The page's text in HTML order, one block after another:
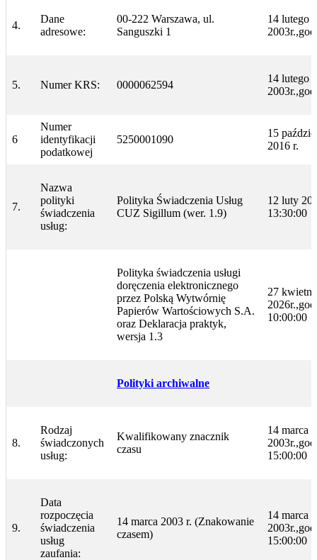
4.
Dane
adresowe:
00-222 Warszawa, ul.
Sanguszki 1
14 lutego
5. Numer KRS: 0000062594
14 lutego
6
Numer
identyfikacji
podatkowej
5250001090
15
2016 r.
7.
Nazwa
polityki
świadczenia
usług:
Polityka Świadczenia Usług
CUZ Sigillum (wer. 1.9)
12 luty
13:30:00
Polityka świadczenia usługi
doręczenia elektronicznego
przez Polską Wytwórnię
Papierów Wartościowych S.A.
oraz Deklaracja praktyk,
wersja 1.3
27
10:00:00
Polityki archiwalne
8.
Rodzaj
świadczonych
usług:
Kwalifikowany znacznik
czasu
14 marca
15:00:00
9.
Data
rozpoczęcia
świadczenia
usług
zaufania:
14 marca 2003 r. (Znakowanie
czasem)
14 marca
15:00:00